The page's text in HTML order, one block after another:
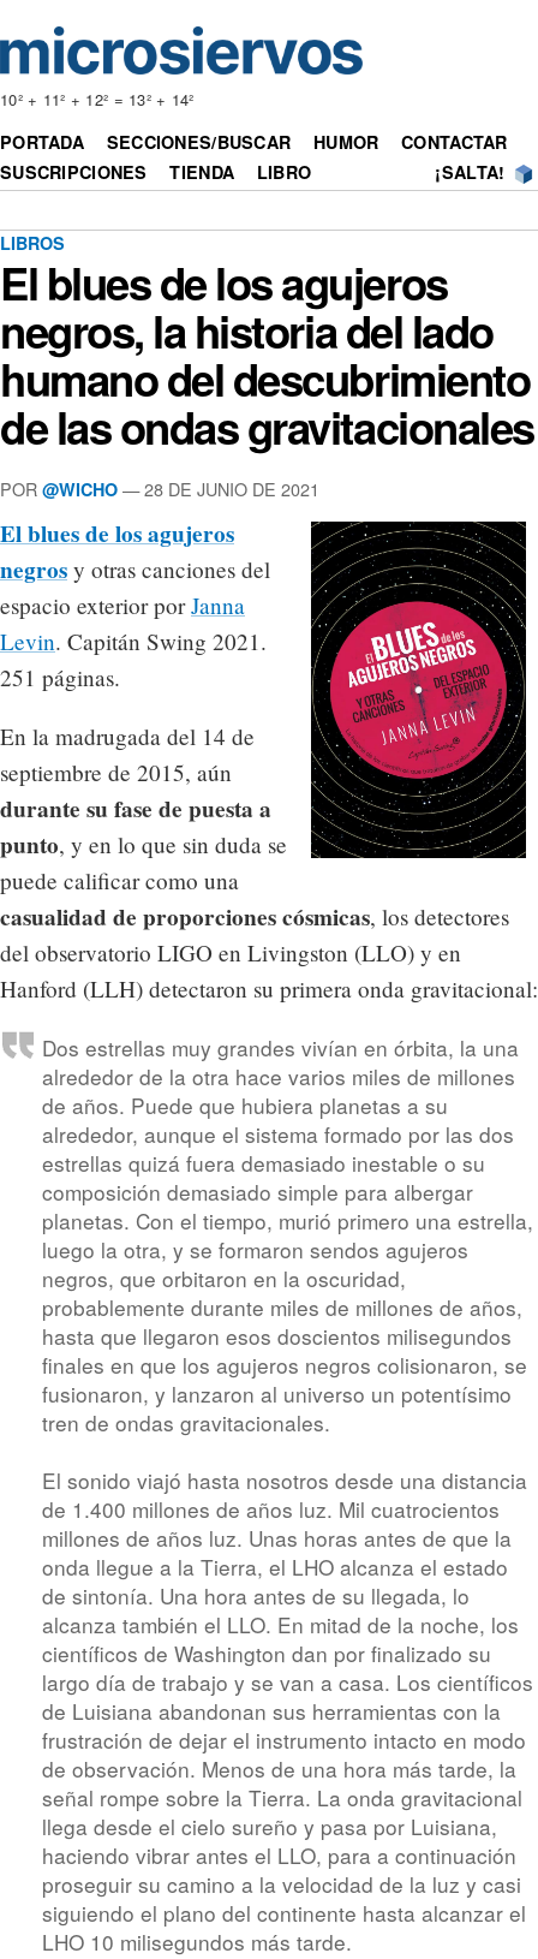
10² + 11² + 12² = 13² + 14²
PORTADA SECCIONES/BUSCAR HUMOR
CONTACTAR
SUSCRIPCIONES
TIENDA LIBRO ¡SALTA!
LIBROS
El blues de los agujeros
negros, la historia del lado
humano del descubrimiento
de las ondas gravitacionales
POR @WICHO — 28 DE JUNIO DE 2021
El blues de los agujeros
negros y otras canciones del
espacio exterior porJanna
Levin. Capitán Swing 2021.
251 páginas.
En la madrugada del 14 de
septiembre de 2015, aún
durante su fase de puesta a
punto, y en lo que sin duda se
puede calificar como una
casualidad de proporciones cósmicas, los detectores
del observatorio LIGO en Livingston (LLO) y en
Hanford (LLH) detectaron su primera onda gravitacional:
Dos estrellas muy grandes vivían en órbita, la una
alrededor de la otra hace varios miles de millones
de años. Puede que hubiera planetas a su
alrededor, aunque el sistema formado por las dos
estrellas quizá fuera demasiado inestable o su
composición demasiado simple para albergar
planetas. Con el tiempo, murió primero una estrella,
luego la otra, y se formaron sendos agujeros
negros, que orbitaron en la oscuridad,
probablemente durante miles de millones de años,
hasta que llegaron esos doscientos milisegundos
finales en que los agujeros negros colisionaron, se
fusionaron, y lanzaron al universo un potentísimo
tren de ondas gravitacionales.
El sonido viajó hasta nosotros desde una distancia
de 1.400 millones de años luz. Mil cuatrocientos
millones de años luz. Unas horas antes de que la
onda llegue a la Tierra, el LHO alcanza el estado
de sintonía. Una hora antes de su llegada, lo
alcanza también el LLO. En mitad de la noche, los
científicos de Washington dan por finalizado su
largo día de trabajo y se van a casa. Los científicos
de Luisiana abandonan sus herramientas con la
frustración de dejar el instrumento intacto en modo
de observación. Menos de una hora más tarde, la
señal rompe sobre la Tierra. La onda gravitacional
llega desde el cielo sureño y pasa por Luisiana,
haciendo vibrar antes el LLO, para a continuación
proseguir su camino a la velocidad de la luz y casi
siguiendo el plano del continente hasta alcanzar el
LHO 10 milisegundos más tarde.